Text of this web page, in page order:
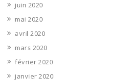
juin 2020
mai 2020
avril 2020
mars 2020
février 2020
janvier 2020